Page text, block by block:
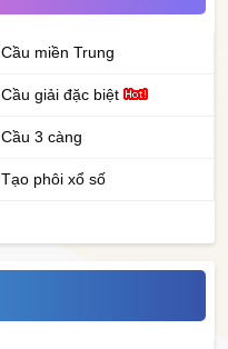
Cầu miền Trung
Cầu giải đặc biệt
Cầu 3 càng
Tạo phôi xổ số